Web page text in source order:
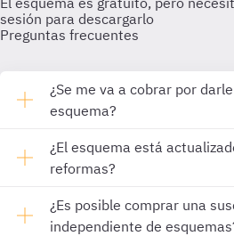
sesión para descargarlo
Preguntas frecuentes
¿Se me va a cobrar por
esquema?
¿El esquema está
reformas?
¿Es posible comprar una
independiente de